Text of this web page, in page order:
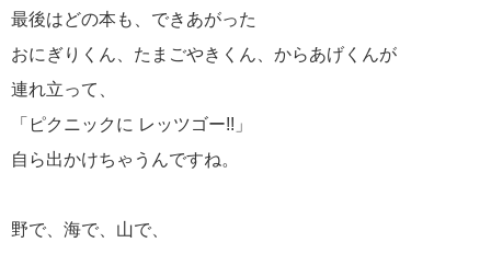
最後はどの本も、できあがった
おにぎりくん、たまごやきくん、からあげくんが
連れ立って、
「ピクニックに レッツゴー!!」
自ら出かけちゃうんですね。
野で、海で、山で、